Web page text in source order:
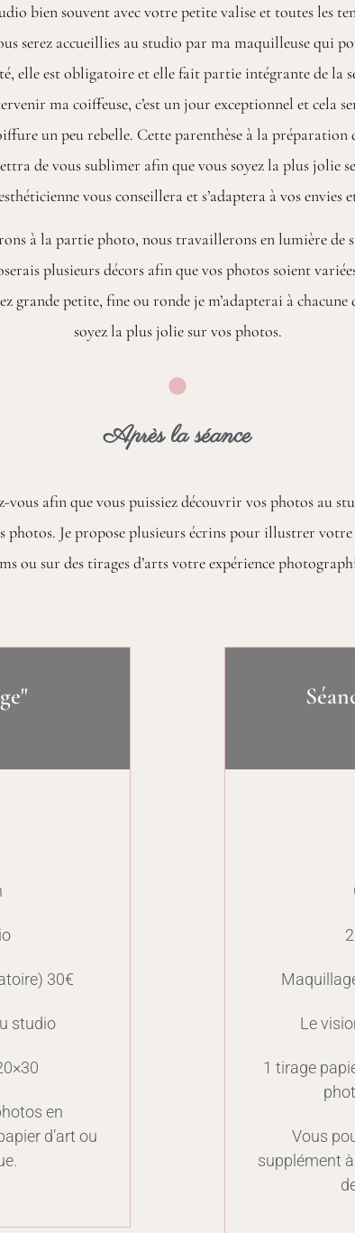
bien souvent avec votre petite valise et toutes les
serez accueillies au studio par ma maquilleuse qui
elle est obligatoire et elle fait partie intégrante de la
ma coiffeuse, c’est un jour exceptionnel et cela
un peu rebelle. Cette parenthèse à la préparation
de vous sublimer afin que vous soyez la plus jolie
vous conseillera et s’adaptera à vos envies
à la partie photo, nous travaillerons en lumière de
plusieurs décors afin que vos photos soient
grande petite, fine ou ronde je m’adapterai à chacune
soyez la plus jolie sur vos photos.
Après la séance
vous afin que vous puissiez découvrir vos photos au
photos. Je propose plusieurs écrins pour illustrer votre
ou sur des tirages d’arts votre expérience
30€
studio
en
d’art ou
Le
1 tirage
Vous
supplément